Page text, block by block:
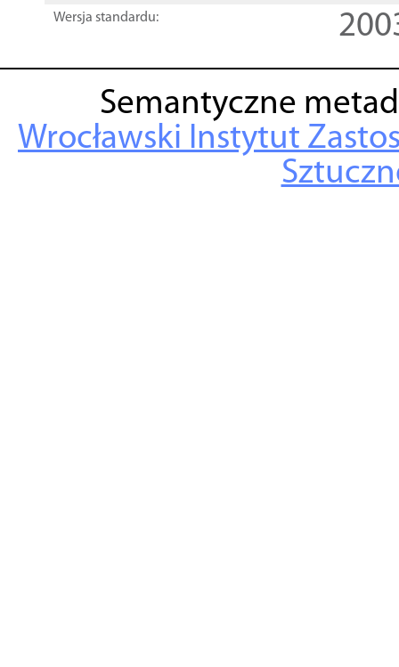
Wersja standardu:
Semantyczne
Wrocławski Instytut